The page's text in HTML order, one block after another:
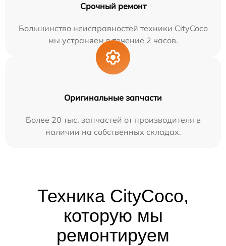
Срочный ремонт
Большинство неисправностей техники CityCoco
мы устраняем в течение 2 часов.
Оригинальные запчасти
Более 20 тыс. запчастей от производителя в
наличии на собственных складах.
Техника CityCoco,
которую мы
ремонтируем